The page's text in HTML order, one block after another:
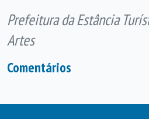
Prefeitura da Estância
Artes
Comentários